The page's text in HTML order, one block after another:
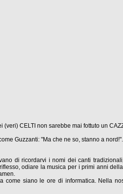
CELTI non sarebbe mai fottuto un
Guzzanti: "Ma che ne so, stanno a nord!".
di ricordarvi i nomi dei canti
odiare la musica per i primi anni
siano le ore di informatica. Nella